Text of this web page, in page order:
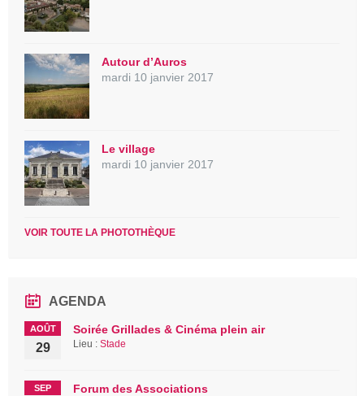
Autour d’Auros
mardi 10 janvier 2017
Le village
mardi 10 janvier 2017
VOIR TOUTE LA PHOTOTHÈQUE
AGENDA
AOÛT
29
Soirée Grillades & Cinéma plein air
Lieu : Stade
SEP Forum des Associations